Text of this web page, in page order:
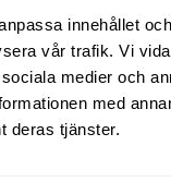
innehållet
vår trafik. Vi
medier och
med
deras tjänster.